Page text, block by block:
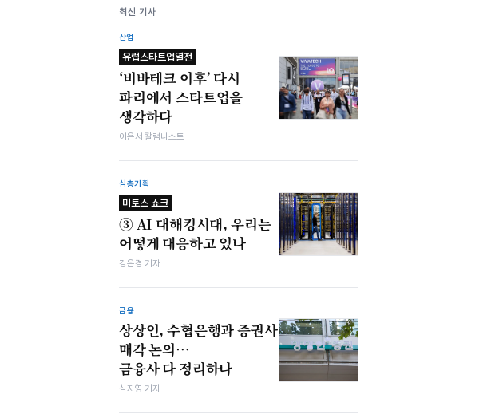
최신 기사
산업
유럽스타트업열전
‘비바테크 이후’ 다시
파리에서 스타트업을
생각하다
이은서 칼럼니스트
심층기획
미토스 쇼크
③ AI 대해킹시대, 우리는
어떻게 대응하고 있나
강은경 기자
금융
상상인, 수협은행과 증권사
매각 논의…
금융사 다 정리하나
심지영 기자